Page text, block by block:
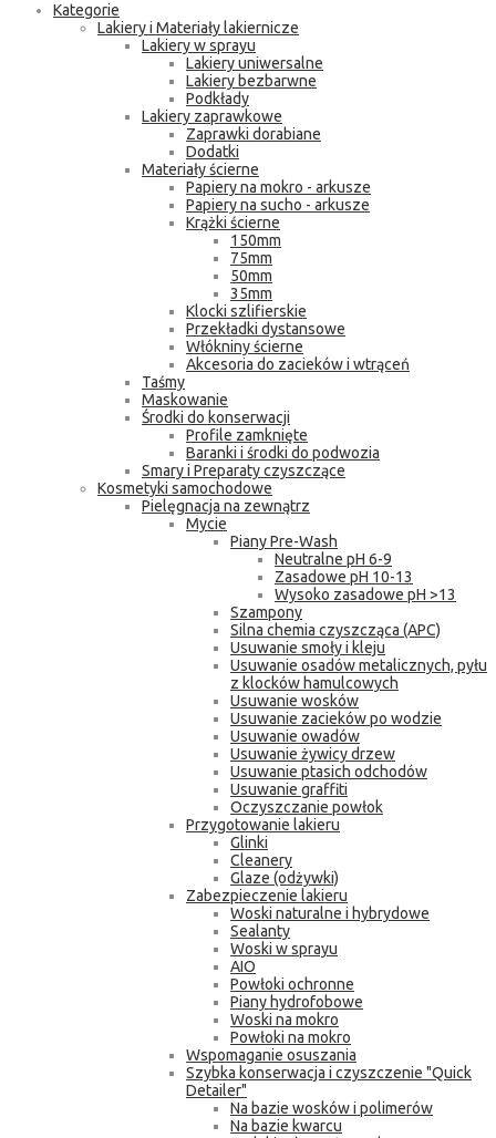
Kategorie
Lakiery i Materiały lakiernicze
Lakiery w sprayu
Lakiery uniwersalne
Lakiery bezbarwne
Podkłady
Lakiery zaprawkowe
Zaprawki dorabiane
Dodatki
Materiały ścierne
Papiery na mokro - arkusze
Papiery na sucho - arkusze
Krążki ścierne
150mm
75mm
50mm
35mm
Klocki szlifierskie
Przekładki dystansowe
Włókniny ścierne
Akcesoria do zacieków i wtrąceń
Taśmy
Maskowanie
Środki do konserwacji
Profile zamknięte
Baranki i środki do podwozia
Smary i Preparaty czyszczące
Kosmetyki samochodowe
Pielęgnacja na zewnątrz
Mycie
Piany Pre-Wash
Neutralne pH 6-9
Zasadowe pH 10-13
Wysoko zasadowe pH >13
Szampony
Silna chemia czyszcząca (APC)
Usuwanie smoły i kleju
Usuwanie osadów metalicznych, pyłu
z klocków hamulcowych
Usuwanie wosków
Usuwanie zacieków po wodzie
Usuwanie owadów
Usuwanie żywicy drzew
Usuwanie ptasich odchodów
Usuwanie graffiti
Oczyszczanie powłok
Przygotowanie lakieru
Glinki
Cleanery
Glaze (odżywki)
Zabezpieczenie lakieru
Woski naturalne i hybrydowe
Sealanty
Woski w sprayu
AIO
Powłoki ochronne
Piany hydrofobowe
Woski na mokro
Powłoki na mokro
Wspomaganie osuszania
Szybka konserwacja i czyszczenie "Quick
Detailer"
Na bazie wosków i polimerów
Na bazie kwarcu